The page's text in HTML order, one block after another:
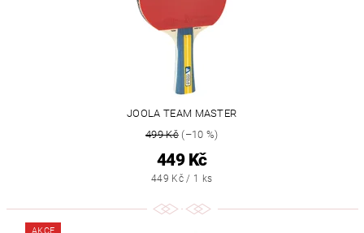
JOOLA TEAM MASTER
499 Kč(–10 %)
449 Kč
449 Kč / 1 ks
AKCE